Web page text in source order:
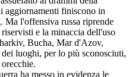
aggiornamenti finiscono in
Ma l'offensiva russa riprende
e la minaccia dell'uso
Bucha, Mar d'Azov,
luoghi, per lo più sconosciuti,
ha messo in evidenza le